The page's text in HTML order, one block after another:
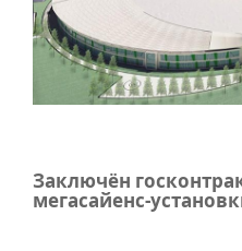
Заключён
мегасайенс-